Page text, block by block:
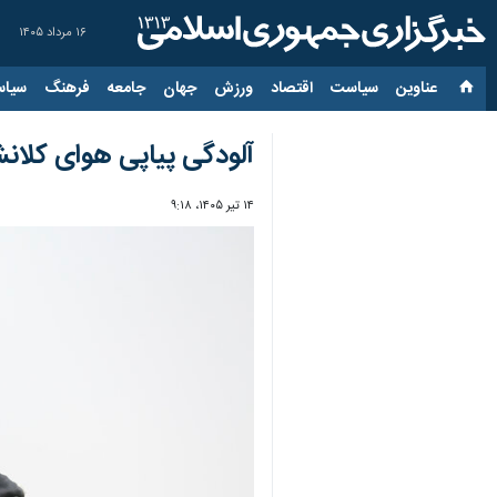
۱۶ مرداد ۱۴۰۵
عناوین‌ سیاست اقتصاد ورزش جهان جامعه فرهنگ
آلودگی پیاپی هوای
۱۴ تیر ۱۴۰۵، ۹:۱۸